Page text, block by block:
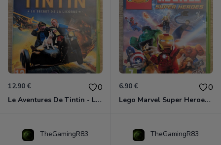
12.90 € 0
Le Aventures De Tintin - Le Secret De La Licorne Xbox 360
6.90 € 0
Lego Marvel Super Heroes Xbox 360
TheGamingR83 TheGamingR83